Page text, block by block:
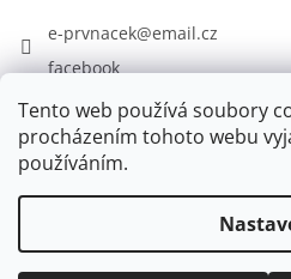
Tento web používá soubory
procházením tohoto webu
používáním.
e-prvnacek@email.cz
facebook
eprvnacek